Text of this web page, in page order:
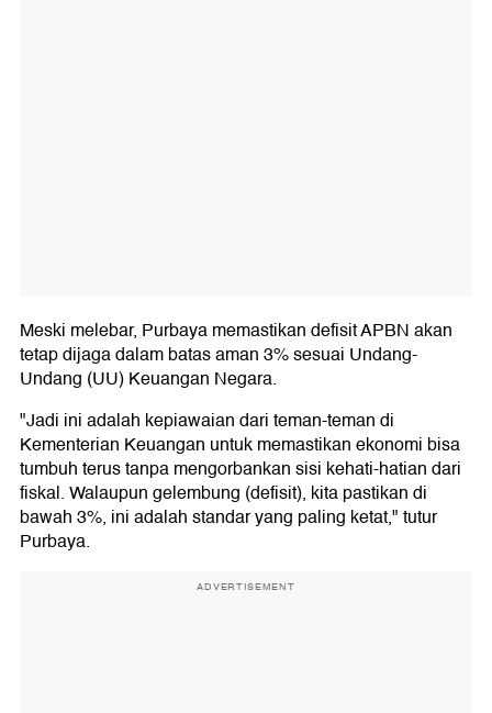
Meski melebar, Purbaya memastikan defisit APBN akan
tetap dijaga dalam batas aman 3% sesuai Undang-
Undang (UU) Keuangan Negara.
"Jadi ini adalah kepiawaian dari teman-teman di
Kementerian Keuangan untuk memastikan ekonomi bisa
tumbuh terus tanpa mengorbankan sisi kehati-hatian dari
fiskal. Walaupun gelembung (defisit), kita pastikan di
bawah 3%, ini adalah standar yang paling ketat," tutur
Purbaya.
ADVERTISEMENT